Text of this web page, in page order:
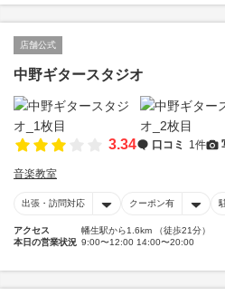
店舗公式
中野ギタースタジオ
3.34 口コミ 1件
音楽教室
出張・訪問対応 クーポン有
アクセス
幡生駅から1.6km （徒歩21分）
本日の営業状況 9:00〜12:00 14:00〜20:00